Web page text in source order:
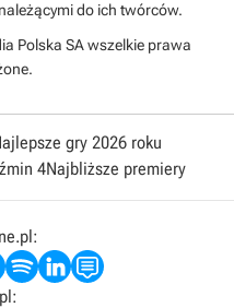
do ich twórców.
Polska SA wszelkie prawa
gry 2026 roku
4Najbliższe premiery